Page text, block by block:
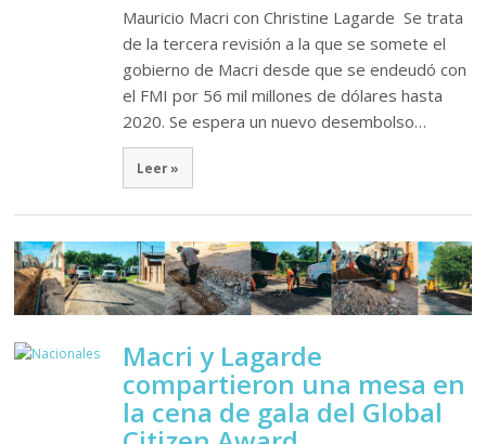
Mauricio Macri con Christine Lagarde Se trata
de la tercera revisión a la que se somete el
gobierno de Macri desde que se endeudó con
el FMI por 56 mil millones de dólares hasta
2020. Se espera un nuevo desembolso…
Leer »
Macri y Lagarde
compartieron una mesa en
la cena de gala del Global